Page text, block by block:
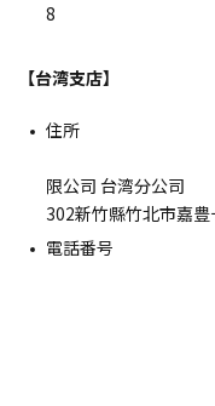
8
【台湾支店】
日商瑪
限公司 台湾分公司
302新竹縣竹北市嘉
電
+886